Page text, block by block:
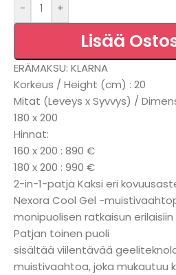
- +
Lisää
ERÄMAKSU: KLARNA
Korkeus / Height (cm) : 20
Mitat (Leveys x Syvvys) /
180 x 200
Hinnat:
160 x 200 : 890 €
180 x 200 : 990 €
2-in-1-patja Kaksi eri
Nexora Cool Gel -
monipuolisen ratkaisun
Patjan toinen puoli
sisältää viilentävää
muistivaahtoa, joka mukautuu